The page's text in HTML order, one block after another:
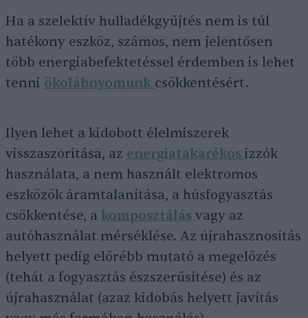
Ha a szelektív hulladékgyűjtés nem is túl
hatékony eszköz, számos, nem jelentősen
több energiabefektetéssel érdemben is lehet
tenni ökolábnyomunk csökkentésért.
Ilyen lehet a kidobott élelmiszerek
visszaszorítása, az energiatakarékos izzók
használata, a nem használt elektromos
eszközök áramtalanítása, a húsfogyasztás
csökkentése, a komposztálás vagy az
autóhasználat mérséklése. Az újrahasznosítás
helyett pedig előrébb mutató a megelőzés
(tehát a fogyasztás észszerűsítése) és az
újrahasználat (azaz kidobás helyett javítás